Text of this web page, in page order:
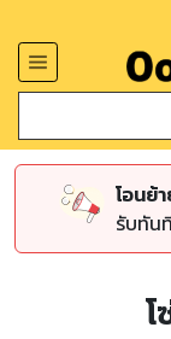
โอนย้
รับทัน